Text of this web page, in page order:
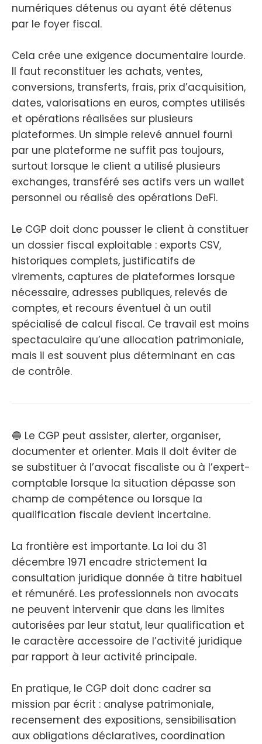
numériques détenus ou ayant été détenus
par le foyer fiscal.
Cela crée une exigence documentaire lourde.
Il faut reconstituer les achats, ventes,
conversions, transferts, frais, prix d’acquisition,
dates, valorisations en euros, comptes utilisés
et opérations réalisées sur plusieurs
plateformes. Un simple relevé annuel fourni
par une plateforme ne suffit pas toujours,
surtout lorsque le client a utilisé plusieurs
exchanges, transféré ses actifs vers un wallet
personnel ou réalisé des opérations DeFi.
Le CGP doit donc pousser le client à constituer
un dossier fiscal exploitable : exports CSV,
historiques complets, justificatifs de
virements, captures de plateformes lorsque
nécessaire, adresses publiques, relevés de
comptes, et recours éventuel à un outil
spécialisé de calcul fiscal. Ce travail est moins
spectaculaire qu’une allocation patrimoniale,
mais il est souvent plus déterminant en cas
de contrôle.
🔵 Le CGP peut assister, alerter, organiser,
documenter et orienter. Mais il doit éviter de
se substituer à l’avocat fiscaliste ou à l’expert-
comptable lorsque la situation dépasse son
champ de compétence ou lorsque la
qualification fiscale devient incertaine.
La frontière est importante. La loi du 31
décembre 1971 encadre strictement la
consultation juridique donnée à titre habituel
et rémunéré. Les professionnels non avocats
ne peuvent intervenir que dans les limites
autorisées par leur statut, leur qualification et
le caractère accessoire de l’activité juridique
par rapport à leur activité principale.
En pratique, le CGP doit donc cadrer sa
mission par écrit : analyse patrimoniale,
recensement des expositions, sensibilisation
aux obligations déclaratives, coordination